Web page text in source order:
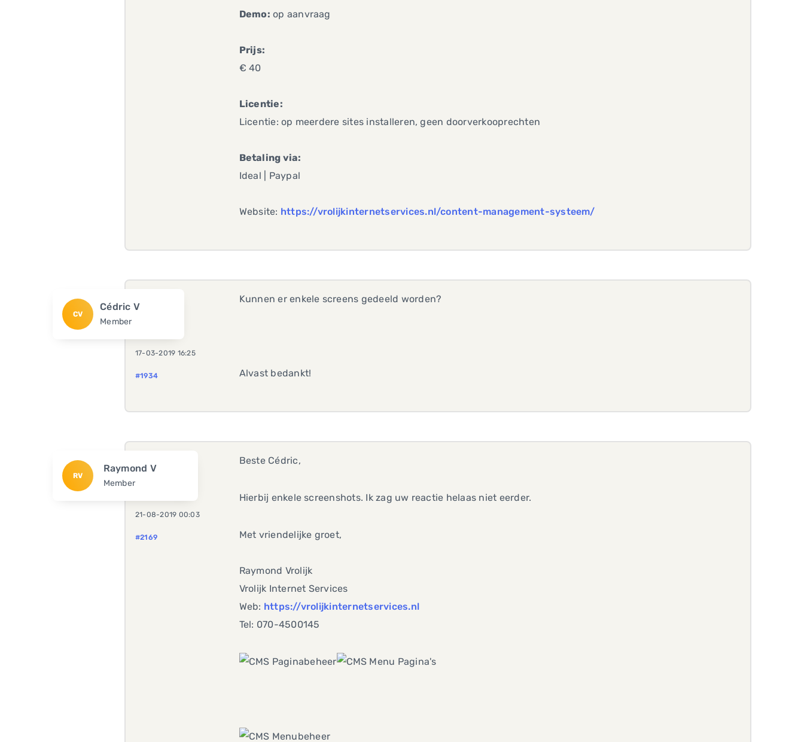
Demo: op aanvraag
Prijs:
€ 40
Licentie:
Licentie: op meerdere sites installeren, geen doorverkooprechten
Betaling via:
Ideal | Paypal
Website: https://vrolijkinternetservices.nl/content-management-systeem/
CV
Cédric V
Member
17-03-2019 16:25
#1934
Kunnen er enkele screens gedeeld worden?
Alvast bedankt!
RV
Raymond V
Member
21-08-2019 00:03
#2169
Beste Cédric,
Hierbij enkele screenshots. Ik zag uw reactie helaas niet eerder.
Met vriendelijke groet,
Raymond Vrolijk
Vrolijk Internet Services
Web: https://vrolijkinternetservices.nl
Tel: 070-4500145